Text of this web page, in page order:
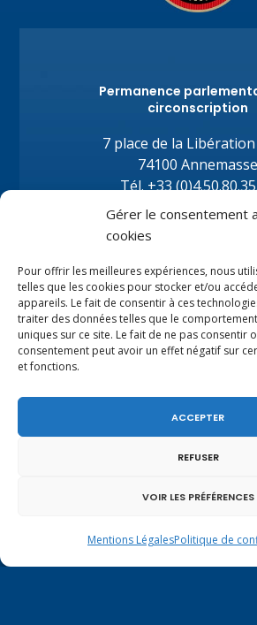
Gérer le consentement
cookies
Pour offrir les meilleures expériences, nous
telles que les cookies pour stocker et/ou
appareils. Le fait de consentir à ces
traiter des données telles que le
uniques sur ce site. Le fait de ne pas consentir
consentement peut avoir un effet négatif sur
et fonctions.
ACCEPTER
REFUSER
VOIR LES PRÉFÉRENCES
Mentions LégalesPolitique de
Permanence
circonscription
7 place de la Libération
74100 Annemasse
Tél.+33
Mentions légales|Politique de
Contactez-moi à